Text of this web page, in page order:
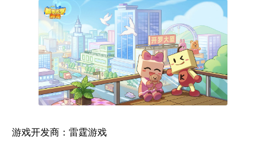
游戏开发商：雷霆游戏